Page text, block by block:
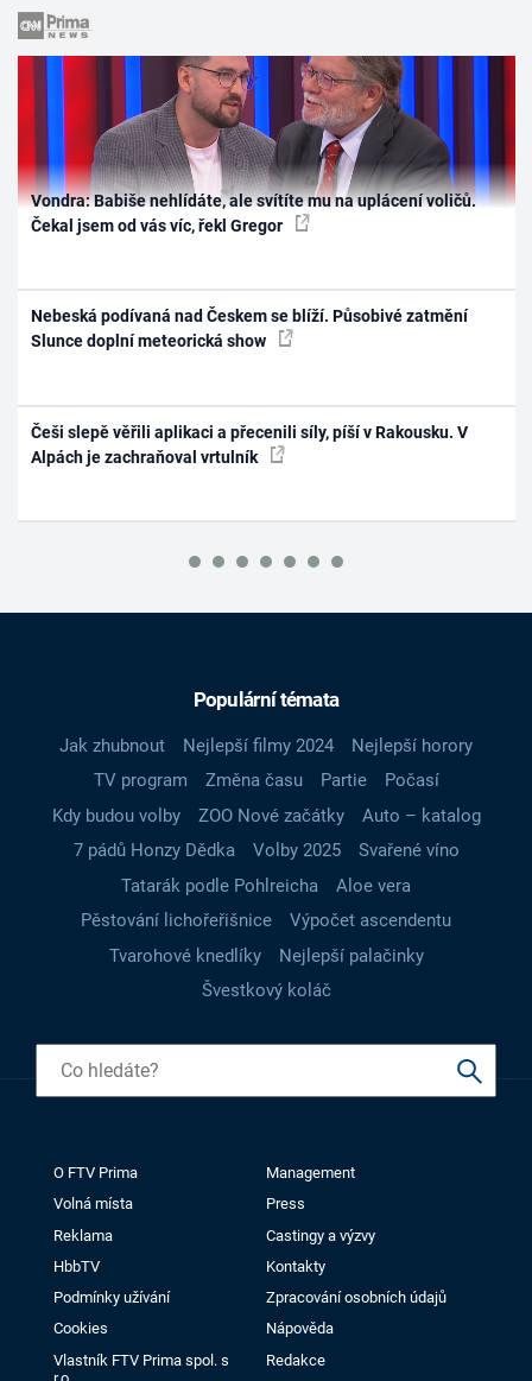
Vondra: Babiše nehlídáte, ale svítíte mu na uplácení voličů.
Čekal jsem od vás víc, řekl Gregor
Nebeská podívaná nad Českem se blíží. Působivé zatmění
Slunce doplní meteorická show
Češi slepě věřili aplikaci a přecenili síly, píší v Rakousku. V
Alpách je zachraňoval vrtulník
Populární témata
Jak zhubnout Nejlepší filmy 2024
Nejlepší horory
TV program
Změna času Partie
Počasí
Kdy budou volby
ZOO Nové začátky
Auto – katalog
7 pádů Honzy Dědka
Volby 2025
Svařené víno
Tatarák podle Pohlreicha
Aloe vera
Pěstování lichořeřišnice
Výpočet ascendentu
Tvarohové knedlíky
Nejlepší palačinky
Švestkový koláč
O FTV Prima
Management
Volná místa
Press
Reklama
Castingy a výzvy
HbbTV
Kontakty
Podmínky užívání
Zpracování osobních údajů
Cookies
Nápověda
Vlastník FTV Prima spol. s
r.o.
Redakce